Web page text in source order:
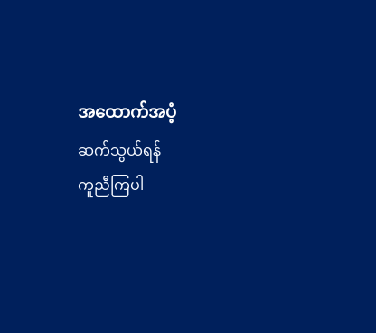
အထောက်အပံ့
ဆက်သွယ်ရန်
ကူညီကြပါ